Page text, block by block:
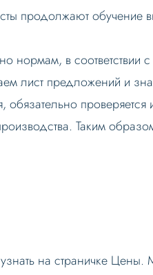
продолжают обучение
в соответствии
лист предложений и
Таким
на страничке